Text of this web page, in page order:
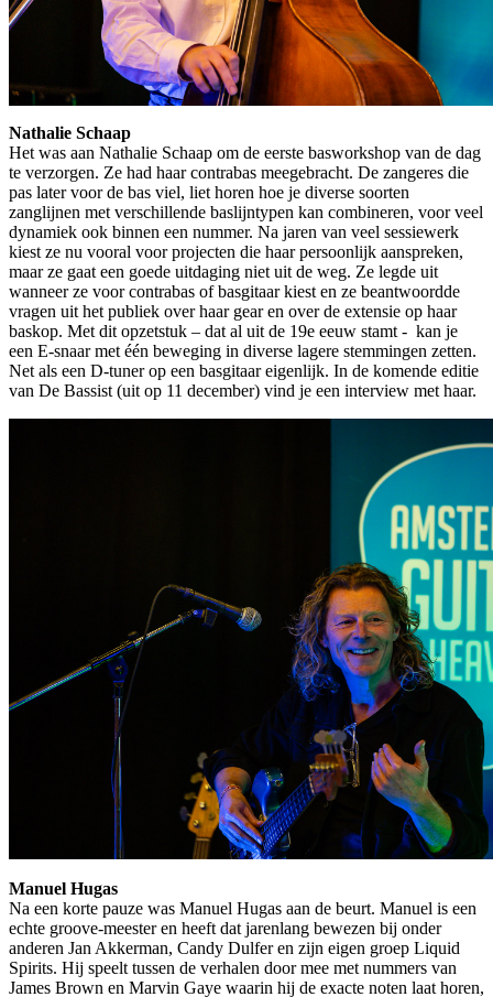
Nathalie Schaap
Het was aan Nathalie Schaap om de eerste basworkshop van de dag
te verzorgen. Ze had haar contrabas meegebracht. De zangeres die
pas later voor de bas viel, liet horen hoe je diverse soorten
zanglijnen met verschillende baslijntypen kan combineren, voor veel
dynamiek ook binnen een nummer. Na jaren van veel sessiewerk
kiest ze nu vooral voor projecten die haar persoonlijk aanspreken,
maar ze gaat een goede uitdaging niet uit de weg. Ze legde uit
wanneer ze voor contrabas of basgitaar kiest en ze beantwoordde
vragen uit het publiek over haar gear en over de extensie op haar
baskop. Met dit opzetstuk – dat al uit de 19e eeuw stamt - kan je
een E-snaar met één beweging in diverse lagere stemmingen zetten.
Net als een D-tuner op een basgitaar eigenlijk. In de komende editie
van De Bassist (uit op 11 december) vind je een interview met haar.
Manuel Hugas
Na een korte pauze was Manuel Hugas aan de beurt. Manuel is een
echte groove-meester en heeft dat jarenlang bewezen bij onder
anderen Jan Akkerman, Candy Dulfer en zijn eigen groep Liquid
Spirits. Hij speelt tussen de verhalen door mee met nummers van
James Brown en Marvin Gaye waarin hij de exacte noten laat horen,